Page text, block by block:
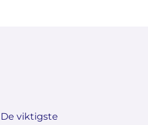
De viktigste